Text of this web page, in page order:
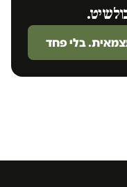
בלי פחד